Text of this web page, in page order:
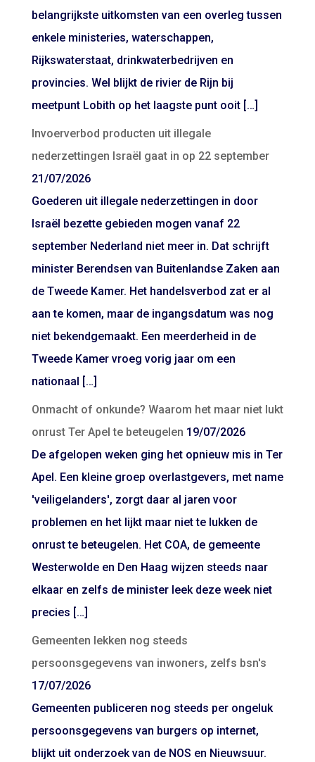
belangrijkste uitkomsten van een overleg tussen
enkele ministeries, waterschappen,
Rijkswaterstaat, drinkwaterbedrijven en
provincies. Wel blijkt de rivier de Rijn bij
meetpunt Lobith op het laagste punt ooit […]
Invoerverbod producten uit illegale
nederzettingen Israël gaat in op 22 september
21/07/2026
Goederen uit illegale nederzettingen in door
Israël bezette gebieden mogen vanaf 22
september Nederland niet meer in. Dat schrijft
minister Berendsen van Buitenlandse Zaken aan
de Tweede Kamer. Het handelsverbod zat er al
aan te komen, maar de ingangsdatum was nog
niet bekendgemaakt. Een meerderheid in de
Tweede Kamer vroeg vorig jaar om een
nationaal […]
Onmacht of onkunde? Waarom het maar niet lukt
onrust Ter Apel te beteugelen 19/07/2026
De afgelopen weken ging het opnieuw mis in Ter
Apel. Een kleine groep overlastgevers, met name
'veiligelanders', zorgt daar al jaren voor
problemen en het lijkt maar niet te lukken de
onrust te beteugelen. Het COA, de gemeente
Westerwolde en Den Haag wijzen steeds naar
elkaar en zelfs de minister leek deze week niet
precies […]
Gemeenten lekken nog steeds
persoonsgegevens van inwoners, zelfs bsn's
17/07/2026
Gemeenten publiceren nog steeds per ongeluk
persoonsgegevens van burgers op internet,
blijkt uit onderzoek van de NOS en Nieuwsuur.